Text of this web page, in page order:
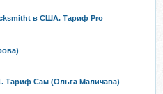
в США. Тариф Pro
Тариф Сам (Ольга Маличава)